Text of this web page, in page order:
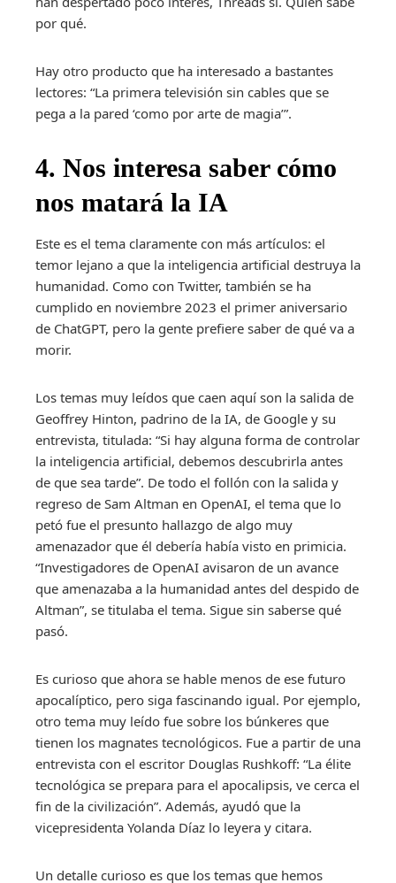
por qué.
Hay otro producto que ha interesado a bastantes
lectores: “La primera televisión sin cables que se
pega a la pared ‘como por arte de magia’”.
4. Nos interesa saber cómo
nos matará la IA
Este es el tema claramente con más artículos: el
temor lejano a que la inteligencia artificial destruya la
humanidad. Como con Twitter, también se ha
cumplido en noviembre 2023 el primer aniversario
de ChatGPT, pero la gente prefiere saber de qué va a
morir.
Los temas muy leídos que caen aquí son la salida de
Geoffrey Hinton, padrino de la IA, de Google y su
entrevista, titulada: “Si hay alguna forma de controlar
la inteligencia artificial, debemos descubrirla antes
de que sea tarde”. De todo el follón con la salida y
regreso de Sam Altman en OpenAI, el tema que lo
petó fue el presunto hallazgo de algo muy
amenazador que él debería había visto en primicia.
“Investigadores de OpenAI avisaron de un avance
que amenazaba a la humanidad antes del despido de
Altman”, se titulaba el tema. Sigue sin saberse qué
pasó.
Es curioso que ahora se hable menos de ese futuro
apocalíptico, pero siga fascinando igual. Por ejemplo,
otro tema muy leído fue sobre los búnkeres que
tienen los magnates tecnológicos. Fue a partir de una
entrevista con el escritor Douglas Rushkoff: “La élite
tecnológica se prepara para el apocalipsis, ve cerca el
fin de la civilización”. Además, ayudó que la
vicepresidenta Yolanda Díaz lo leyera y citara.
Un detalle curioso es que los temas que hemos